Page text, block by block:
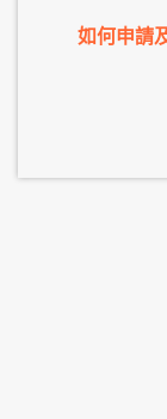
如何申請